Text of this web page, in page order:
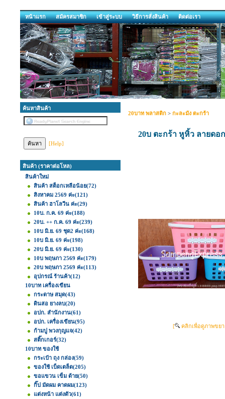
หน้าแรก สมัครสมาชิก เข้าสู่ระบบ วิธีการสั่งสินค้า ติดต่อเรา
ค้นหาสินค้า
[Help]
สินค้า (ราคาต่อโหล)
สินค้าใหม่
สินค้า สต็อกเหลือน้อย(72)
สิงหาคม 2569 ค่ะ(121)
สินค้า ฮาโลวีน ค่ะ(29)
10บ. ก.ค. 69 ค่ะ(188)
20บ. ++ ก.ค. 69 ค่ะ(239)
10บ มิ.ย. 69 ชุด2 ค่ะ(168)
10บ มิ.ย. 69 ค่ะ(198)
20บ มิ.ย. 69 ค่ะ(130)
10บ พฤษภา 2569 ค่ะ(179)
20บ พฤษภา 2569 ค่ะ(113)
อุปกรณ์ ร้านค้า(12)
10บาท เครื่องเขียน
กระดาษ สมุด(43)
ดินสอ ยางลบ(20)
อปก. สำนักงาน(61)
อปก. เครื่องเขียน(95)
ก้ามปู พวงกุญแจ(42)
สติ๊กเกอร์(32)
10บาท ของใช้
กระเป๋า ถุง กล่อง(59)
ของใช้ เบ็ดเตล็ด(205)
ขอแขวน เข็ม ด้าย(50)
กิ๊ป มัดผม คาดผม(123)
แต่งหน้า แต่งตัว(61)
20บาท พลาสติก > กะละมัง ตะกร้า
20บ ตะกร้า หูหิ้ว ลายดอ
[ คลิกเพื่อดูภาพขยา